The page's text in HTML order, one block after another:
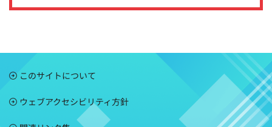
このサイトについて
ウェブアクセシビリティ方針